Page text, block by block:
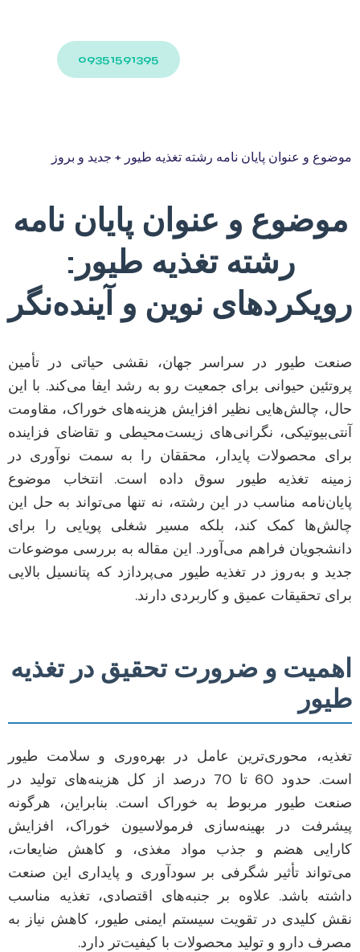
09351591395
موضوع و عنوان پایان نامه رشته تغذیه طیور + جدید و بروز
موضوع و عنوان پایان نامه
رشته تغذیه طیور:
رویکردهای نوین و آینده‌نگر
صنعت طیور در سراسر جهان، نقشی حیاتی در تأمین
پروتئین حیوانی برای جمعیت رو به رشد ایفا می‌کند. با این
حال، چالش‌هایی نظیر افزایش هزینه‌های خوراک، مقاومت
آنتی‌بیوتیکی، نگرانی‌های زیست‌محیطی و تقاضای فزاینده
برای محصولات پایدار، محققان را به سمت نوآوری در
زمینه تغذیه طیور سوق داده است. انتخاب موضوع
پایان‌نامه مناسب در این رشته، نه تنها می‌تواند به حل این
چالش‌ها کمک کند، بلکه مسیر شغلی پویایی را برای
دانشجویان فراهم می‌آورد. این مقاله به بررسی موضوعات
جدید و به‌روز در تغذیه طیور می‌پردازد که پتانسیل بالایی
برای تحقیقات عمیق و کاربردی دارند.
اهمیت و ضرورت تحقیق در تغذیه
طیور
تغذیه، محوری‌ترین عامل در بهره‌وری و سلامت طیور
است. حدود 60 تا 70 درصد از کل هزینه‌های تولید در
صنعت طیور مربوط به خوراک است. بنابراین، هرگونه
پیشرفت در بهینه‌سازی فرمولاسیون خوراک، افزایش
کارایی هضم و جذب مواد مغذی، و کاهش ضایعات،
می‌تواند تأثیر شگرفی بر سودآوری و پایداری این صنعت
داشته باشد. علاوه بر جنبه‌های اقتصادی، تغذیه مناسب
نقش کلیدی در تقویت سیستم ایمنی طیور، کاهش نیاز به
مصرف دارو و تولید محصولات با کیفیت‌تر دارد.